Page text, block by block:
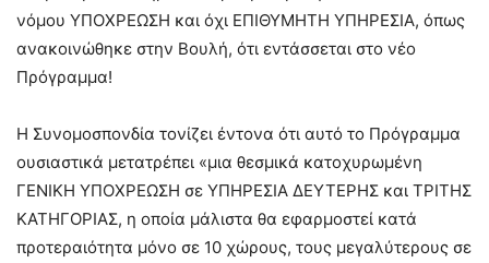
νόμου ΥΠΟΧΡΕΩΣΗ και όχι ΕΠΙΘΥΜΗΤΗ ΥΠΗΡΕΣΙΑ, όπως
ανακοινώθηκε στην Βουλή, ότι εντάσσεται στο νέο
Πρόγραμμα!
Η Συνομοσπονδία τονίζει έντονα ότι αυτό το Πρόγραμμα
ουσιαστικά μετατρέπει «μια θεσμικά κατοχυρωμένη
ΓΕΝΙΚΗ ΥΠΟΧΡΕΩΣΗ σε ΥΠΗΡΕΣΙΑ ΔΕΥΤΕΡΗΣ και ΤΡΙΤΗΣ
ΚΑΤΗΓΟΡΙΑΣ, η οποία μάλιστα θα εφαρμοστεί κατά
προτεραιότητα μόνο σε 10 χώρους, τους μεγαλύτερους σε